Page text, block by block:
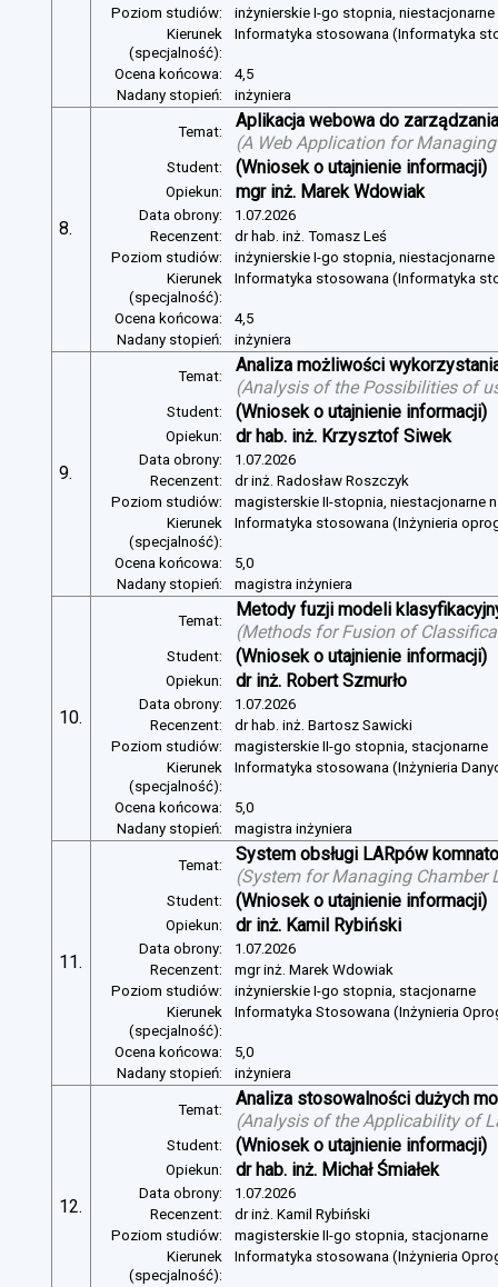
Poziom studiów:
inżynierskie I-go stopnia, niestacjonarne
Kierunek
(specjalność):
Informatyka stosowana (Informatyka
Ocena końcowa:
4,5
Nadany stopień:
inżyniera
8.
Temat:
Aplikacja webowa do
(A Web Application for
Student: (Wniosek o utajnienie informacji)
Opiekun: mgr inż. Marek Wdowiak
Data obrony:
1.07.2026
Recenzent:
dr hab. inż. Tomasz Leś
Poziom studiów:
inżynierskie I-go stopnia, niestacjonarne
Kierunek
(specjalność):
Informatyka stosowana (Informatyka
Ocena końcowa:
4,5
Nadany stopień:
inżyniera
9.
Temat:
Analiza możliwości
(Analysis of the Possibilities of
Student: (Wniosek o utajnienie informacji)
Opiekun: dr hab. inż. Krzysztof Siwek
Data obrony:
1.07.2026
Recenzent:
dr inż. Radosław Roszczyk
Poziom studiów:
magisterskie II-stopnia, niestacjonarne
Kierunek
(specjalność):
Informatyka stosowana (Inżynieria
Ocena końcowa:
5,0
Nadany stopień:
magistra inżyniera
10.
Temat:
Metody fuzji modeli
(Methods for Fusion of
Student: (Wniosek o utajnienie informacji)
Opiekun: dr inż. Robert Szmurło
Data obrony:
1.07.2026
Recenzent:
dr hab. inż. Bartosz Sawicki
Poziom studiów:
magisterskie II-go stopnia, stacjonarne
Kierunek
(specjalność):
Informatyka stosowana (Inżynieria
Ocena końcowa:
5,0
Nadany stopień:
magistra inżyniera
11.
Temat:
System obsługi LARpów
(System for Managing Chamber
Student: (Wniosek o utajnienie informacji)
Opiekun: dr inż. Kamil Rybiński
Data obrony:
1.07.2026
Recenzent:
mgr inż. Marek Wdowiak
Poziom studiów:
inżynierskie I-go stopnia, stacjonarne
Kierunek
(specjalność):
Informatyka Stosowana (Inżynieria
Ocena końcowa:
5,0
Nadany stopień:
inżyniera
12.
Temat:
Analiza stosowalności dużych
(Analysis of the Applicability of
Student: (Wniosek o utajnienie informacji)
Opiekun: dr hab. inż. Michał Śmiałek
Data obrony:
1.07.2026
Recenzent:
dr inż. Kamil Rybiński
Poziom studiów:
magisterskie II-go stopnia, stacjonarne
Kierunek
(specjalność):
Informatyka stosowana (Inżynieria